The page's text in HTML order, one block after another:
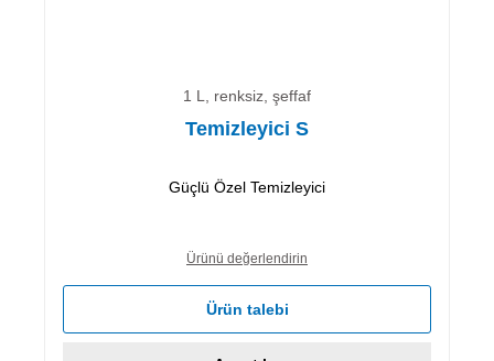
1 L, renksiz, şeffaf
Temizleyici S
Güçlü Özel Temizleyici
Ürünü değerlendirin
Ürün talebi